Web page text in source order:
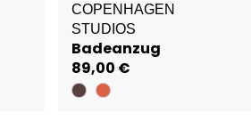
COPENHAGEN
STUDIOS
Badeanzug
89,00 €